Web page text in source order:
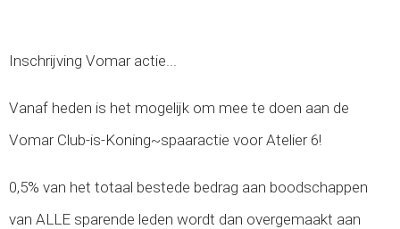
Inschrijving Vomar actie...
Vanaf heden is het mogelijk om mee te doen aan de
Vomar Club-is-Koning~spaaractie voor Atelier 6!
0,5% van het totaal bestede bedrag aan boodschappen
van ALLE sparende leden wordt dan overgemaakt aan